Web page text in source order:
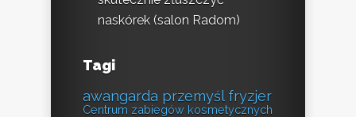
naskórek (salon Radom)
Tagi
awangarda przemyśl fryzjer
Centrum zabiegów kosmetycznych